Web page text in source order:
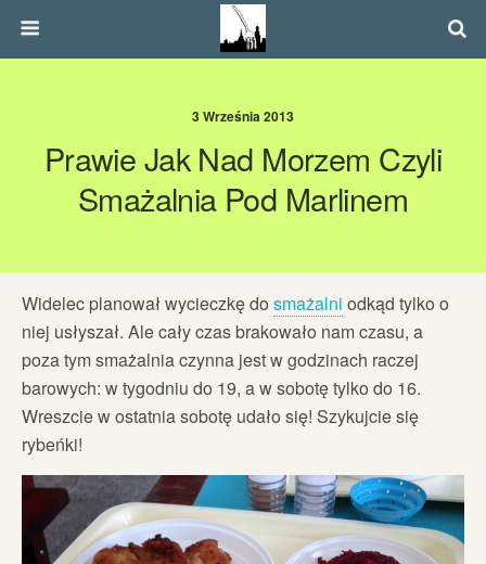
3 Września 2013
Prawie Jak Nad Morzem Czyli
Smażalnia Pod Marlinem
Widelec planował wycieczkę do smażalni odkąd tylko o
niej usłyszał. Ale cały czas brakowało nam czasu, a
poza tym smażalnia czynna jest w godzinach raczej
barowych: w tygodniu do 19, a w sobotę tylko do 16.
Wreszcie w ostatnia sobotę udało się! Szykujcie się
rybeńki!